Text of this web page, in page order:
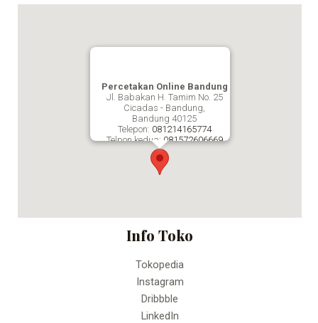
Percetakan Online Bandung
Jl. Babakan H. Tamim No. 25
Cicadas - Bandung,
Bandung 40125
Telepon: 081214165774
Telpon kedua: 081572606669
Percetakan Online Bandung
Info Toko
Tokopedia
Instagram
Dribbble
LinkedIn